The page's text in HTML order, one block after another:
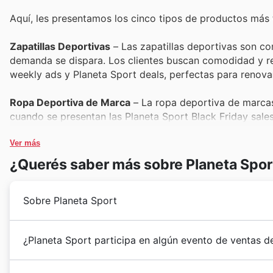
Aquí, les presentamos los cinco tipos de productos
Zapatillas Deportivas – Las zapatillas deportivas son
demanda se dispara. Los clientes buscan comodidad y
weekly ads y Planeta Sport deals, perfectas para
Ropa Deportiva de Marca – La ropa deportiva de
cuando se presentan las Planeta Sport Black Friday
Equipamiento para Entrenamiento en Casa – Con la
en casa se ha convertido en un favorito indiscutible.
significativas para sus carreras.
Ver más
¿Querés saber más sobre Planeta
Sobre Planeta Sport
passionate athletes and enthusiasts across the
themselves to offering a curated selection of top-tier
¿Planeta Sport participa en algún evento de ventas